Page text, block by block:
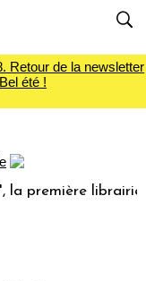
Retour de la newsletter
été !
librairie du